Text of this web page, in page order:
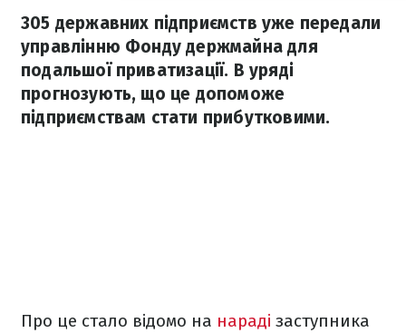
305 державних підприємств уже передали
управлінню Фонду держмайна для
подальшої приватизації. В уряді
прогнозують, що це допоможе
підприємствам стати прибутковими.
Про це стало відомо на нараді заступника